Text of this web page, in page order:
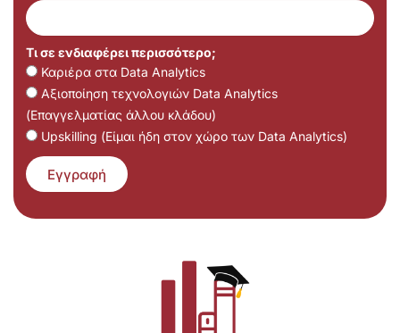
Τι σε ενδιαφέρει περισσότερο;
Καριέρα στα Data Analytics
Αξιοποίηση τεχνολογιών Data Analytics
(Επαγγελματίας άλλου κλάδου)
Upskilling (Είμαι ήδη στον χώρο των Data Analytics)
Εγγραφή